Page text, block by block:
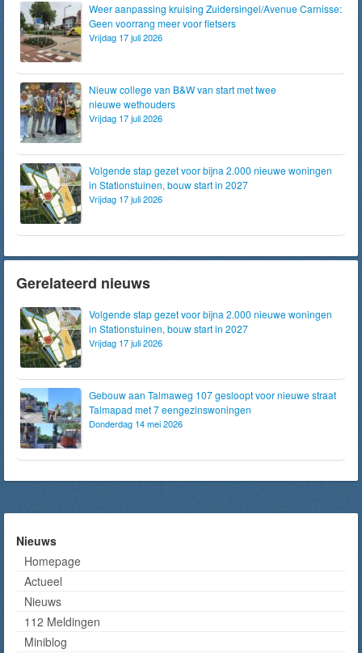
Weer aanpassing kruising Zuidersingel/Avenue Carnisse:
Geen voorrang meer voor fietsers
Vrijdag 17 juli 2026
Nieuw college van B&W van start met twee
nieuwe wethouders
Vrijdag 17 juli 2026
Volgende stap gezet voor bijna 2.000 nieuwe woningen
in Stationstuinen, bouw start in 2027
Vrijdag 17 juli 2026
Gerelateerd nieuws
Volgende stap gezet voor bijna 2.000 nieuwe woningen
in Stationstuinen, bouw start in 2027
Vrijdag 17 juli 2026
Gebouw aan Talmaweg 107 gesloopt voor nieuwe straat
Talmapad met 7 eengezinswoningen
Donderdag 14 mei 2026
Nieuws
Homepage
Actueel
Nieuws
112 Meldingen
Miniblog